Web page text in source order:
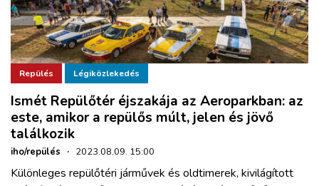
Repülés Légiközlekedés
Ismét Repülőtér éjszakája az Aeroparkban: az
este, amikor a repülős múlt, jelen és jövő
találkozik
iho/repülés · 2023.08.09. 15:00
Különleges repülőtéri járművek és oldtimerek, kivilágított